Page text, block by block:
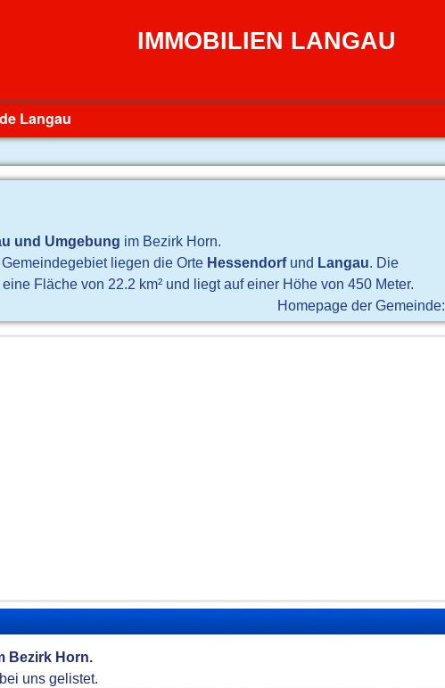
IMMOBILIEN LANGAU
Langau
und Umgebung im Bezirk Horn.
liegen die Orte Hessendorfund Langau. Die
Fläche von 22.2 km² und liegt auf einer Höhe von 450 Meter.
Homepage der Gemeinde:
Bezirk Horn.
uns gelistet.